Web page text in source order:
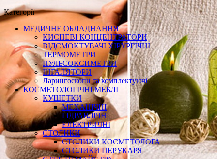
Категорії
МЕДИЧНЕ ОБЛАДНАННЯ
КИСНЕВІ КОНЦЕНТРАТОРИ
ВІДСМОКТУВАЧІ ХІРУРГІЧНІ
ТЕРМОМЕТРИ
ПУЛЬСОКСИМЕТРИ
ІНГАЛЯТОРИ
Ларингоскопи та комплектуючі
КОСМЕТОЛОГІЧНІ МЕБЛІ
КУШЕТКИ
МЕХАНІЧНІ
ГІДРАВЛІЧНІ
ЕЛЕКТРИЧНІ
СТОЛИКИ
СТОЛИКИ КОСМЕТОЛОГА
СТОЛИКИ ПЕРУКАРЯ